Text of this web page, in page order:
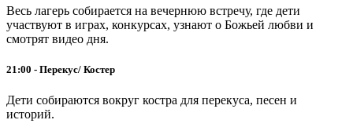
Весь лагерь собирается на вечернюю встречу, где дети
участвуют в играх, конкурсах, узнают о Божьей любви и
смотрят видео дня.
21:00 - Перекус/ Костер
Дети собираются вокруг костра для перекуса, песен и
историй.